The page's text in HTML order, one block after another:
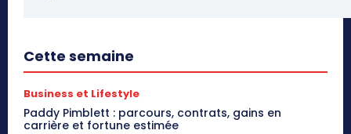
Cette semaine
Business et Lifestyle
Paddy Pimblett : parcours, contrats, gains en
carrière et fortune estimée